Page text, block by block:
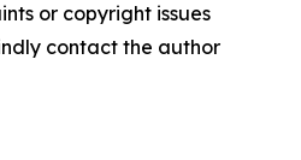
or copyright issues
contact the author